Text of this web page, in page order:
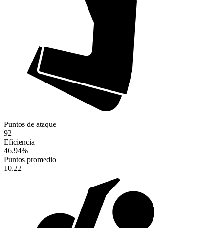
Puntos de ataque
92
Eficiencia
46.94%
Puntos promedio
10.22